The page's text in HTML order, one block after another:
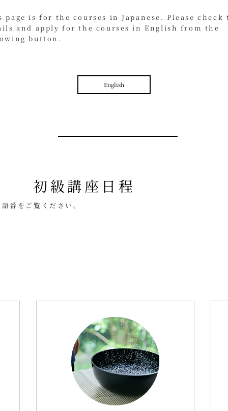
page is for the courses in Japanese. Please check
and apply for the courses in English from the
button.
English
初級講座日程
番をご覧ください。